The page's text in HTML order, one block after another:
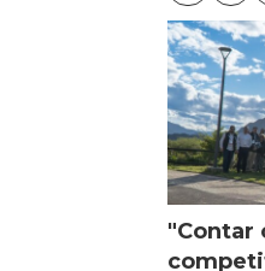
"Contar